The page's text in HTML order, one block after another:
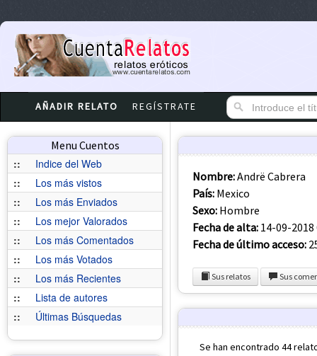
AÑADIR RELATO REGÍSTRATE
Menu Cuentos
::
Indice del Web
::
Los más vistos
::
Los más Enviados
::
Los mejor Valorados
::
Los más Comentados
::
Los más Votados
::
Los más Recientes
::
Lista de autores
::
Últimas Búsquedas
Nombre:Andrë Cabrera
País: Mexico
Sexo: Hombre
Fecha de alta: 14-09-2018
Fecha de último acceso:
Sus relatos Sus
Se han encontrado 44